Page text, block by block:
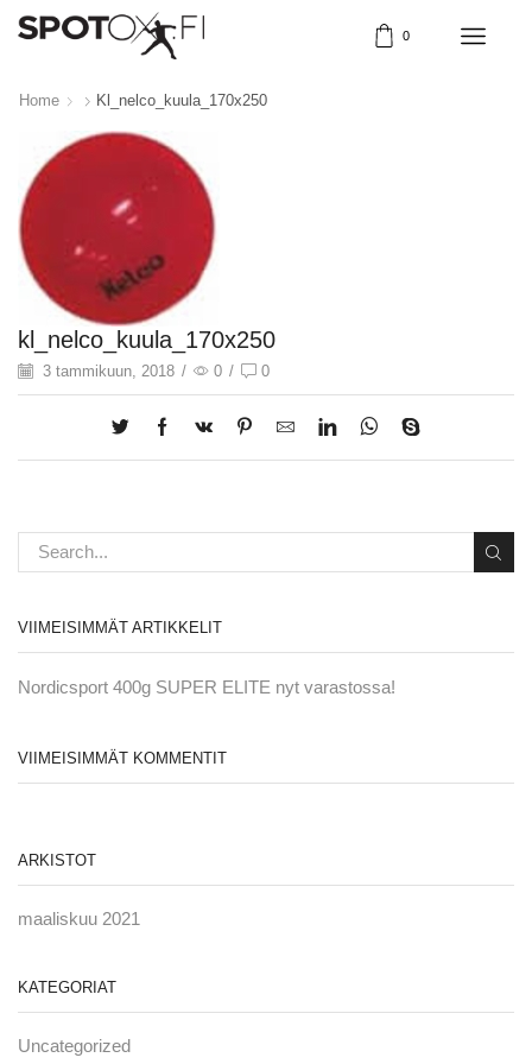
0
Home Kl_nelco_kuula_170x250
kl_nelco_kuula_170x250
3 tammikuun, 2018 / 0 / 0
VIIMEISIMMÄT ARTIKKELIT
Nordicsport 400g SUPER ELITE nyt varastossa!
VIIMEISIMMÄT KOMMENTIT
ARKISTOT
maaliskuu 2021
KATEGORIAT
Uncategorized